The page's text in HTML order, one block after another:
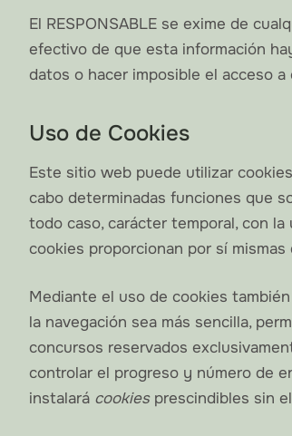
El RESPONSABLE se exime de
efectivo de que esta información
datos o hacer imposible el acceso a
Uso de Cookies
Este sitio web puede utilizar
cabo determinadas funciones que
todo caso, carácter temporal, con
cookies proporcionan por sí
Mediante el uso de cookies
la navegación sea más sencilla,
concursos reservados
controlar el progreso y número de
instalará cookies prescindibles sin